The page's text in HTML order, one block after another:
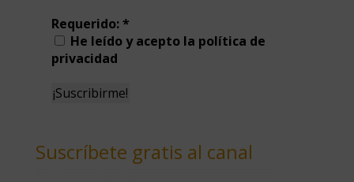
Requerido:*
He leído y acepto la política de
privacidad
Suscríbete gratis al canal